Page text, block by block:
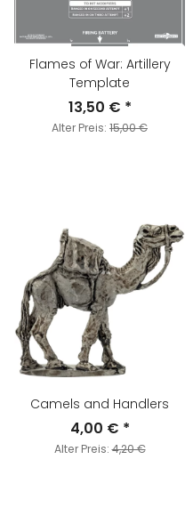
Flames of War: Artillery
Template
13,50 € *
Alter Preis: 15,00 €
Camels and Handlers
4,00 € *
Alter Preis:4,20 €